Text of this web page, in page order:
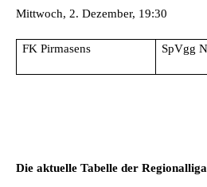
Mittwoch, 2. Dezember, 19:30
FK Pirmasens SpVgg
Die aktuelle Tabelle der